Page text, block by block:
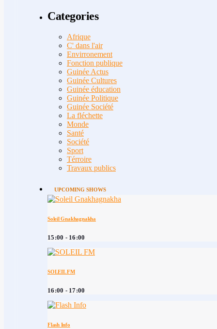
Categories
Afrique
C' dans l'air
Envirronement
Fonction publique
Guinée Actus
Guinée Cultures
Guinée éducation
Guinée Politique
Guinée Société
La fléchette
Monde
Santé
Société
Sport
Térroire
Travaux publics
UPCOMING SHOWS
Soleil Gnakhagnakha
15:00 - 16:00
SOLEIL FM
16:00 - 17:00
Flash Info